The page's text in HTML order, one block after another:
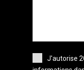
J'autorise